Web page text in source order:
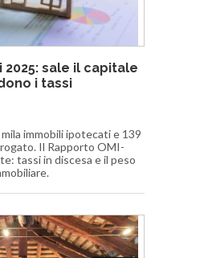
sale il capitale
i tassi
immobili ipotecati e 139
Il Rapporto OMI-
tassi in discesa e il peso